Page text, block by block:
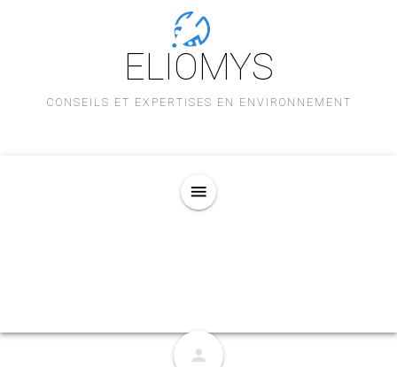
ELIOMYS
CONSEILS ET EXPERTISES EN ENVIRONNEMENT
menu
person